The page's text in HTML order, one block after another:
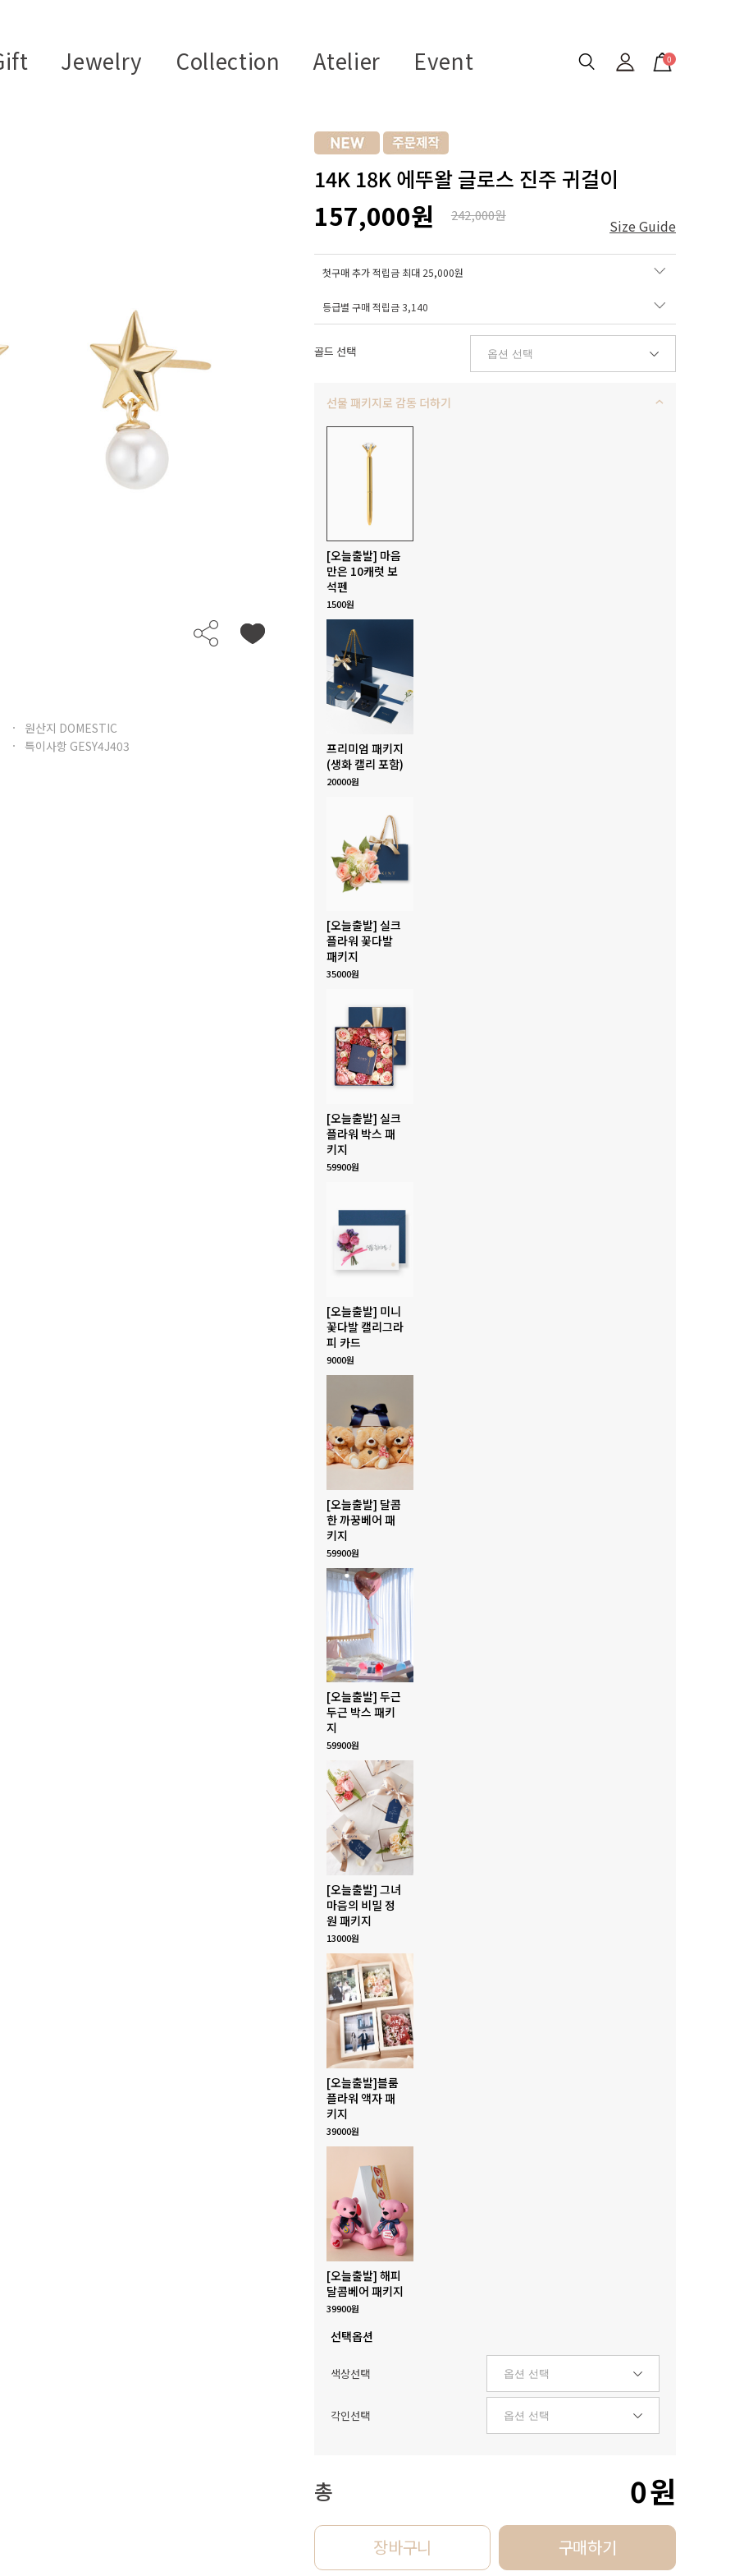
Jewelry Collection Atelier Event 0
원산지 DOMESTIC
특이사항 GESY4J403
14K 18K 에뚜왈 글로스 진주 귀걸이
157,000원 242,000원
Size Guide
첫구매 추가 적립금 최대 25,000원
등급별 구매 적립금3,140
골드 선택
선물 패키지로 감동 더하기
[오늘출발] 마음
만은 10캐럿 보
석펜
1500원
프리미엄 패키지
(생화 캘리 포함)
20000원
[오늘출발] 실크
플라워 꽃다발
패키지
35000원
[오늘출발] 실크
플라워 박스 패
키지
59900원
[오늘출발] 미니
꽃다발 캘리그라
피 카드
9000원
[오늘출발] 달콤
한 까꿍베어 패
키지
59900원
[오늘출발] 두근
두근 박스 패키
지
59900원
[오늘출발] 그녀
마음의 비밀 정
원 패키지
13000원
[오늘출발]블룸
플라워 액자 패
키지
39000원
[오늘출발] 해피
달콤베어 패키지
39900원
선택옵션
색상선택
각인선택
총 0원
장바구니 구매하기